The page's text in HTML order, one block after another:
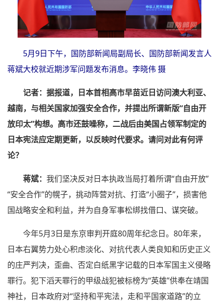
5月9日下午，国防部新闻局副局长、国防部新闻发言人
蒋斌大校就近期涉军问题发布消息。李晓伟 摄
记者：据报道，日本首相高市早苗近日访问澳大利亚、
越南，与相关国家加强安全合作，并提出所谓新版“自由开
放印太”构想。高市还鼓噪称，二战后由美国占领军制定的
日本宪法应定期更新，以反映时代要求。请问对此有何评
论？
蒋斌： 我们坚决反对日本执政当局打着所谓“自由开放”
“安全合作”的幌子，挑动阵营对抗、打造“小圈子”，损害他
国战略安全和利益，并为自身军事松绑找借口、谋突破。
今年5月3日是东京审判开庭80周年纪念日。80年来，
日本右翼势力处心积虑淡化、对抗代表人类良知和历史正义
的庄严判决，歪曲、否定白纸黑字记载的日本军国主义侵略
罪行。犯下滔天罪行的甲级战犯被标榜为“英雄”供奉在靖国
神社，日本政府对“坚持和平宪法，走和平国家道路”的立